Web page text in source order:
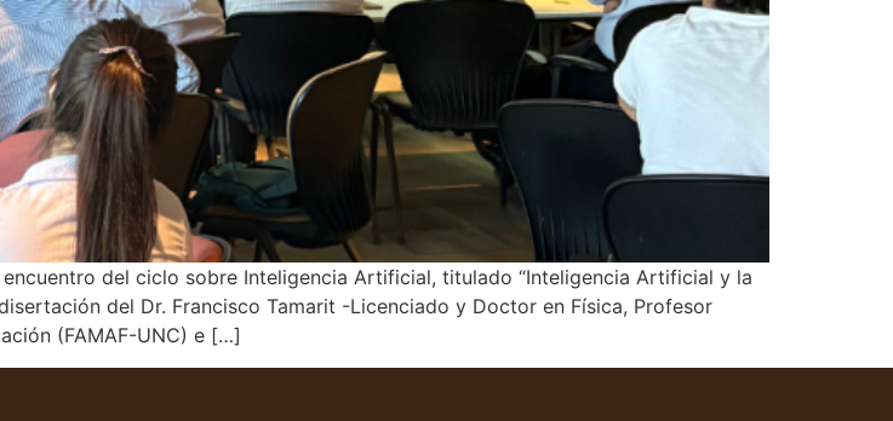
del ciclo sobre Inteligencia Artificial, titulado “Inteligencia Artificial y la
del Dr. Francisco Tamarit -Licenciado y Doctor en Física, Profesor
(FAMAF-UNC) e […]